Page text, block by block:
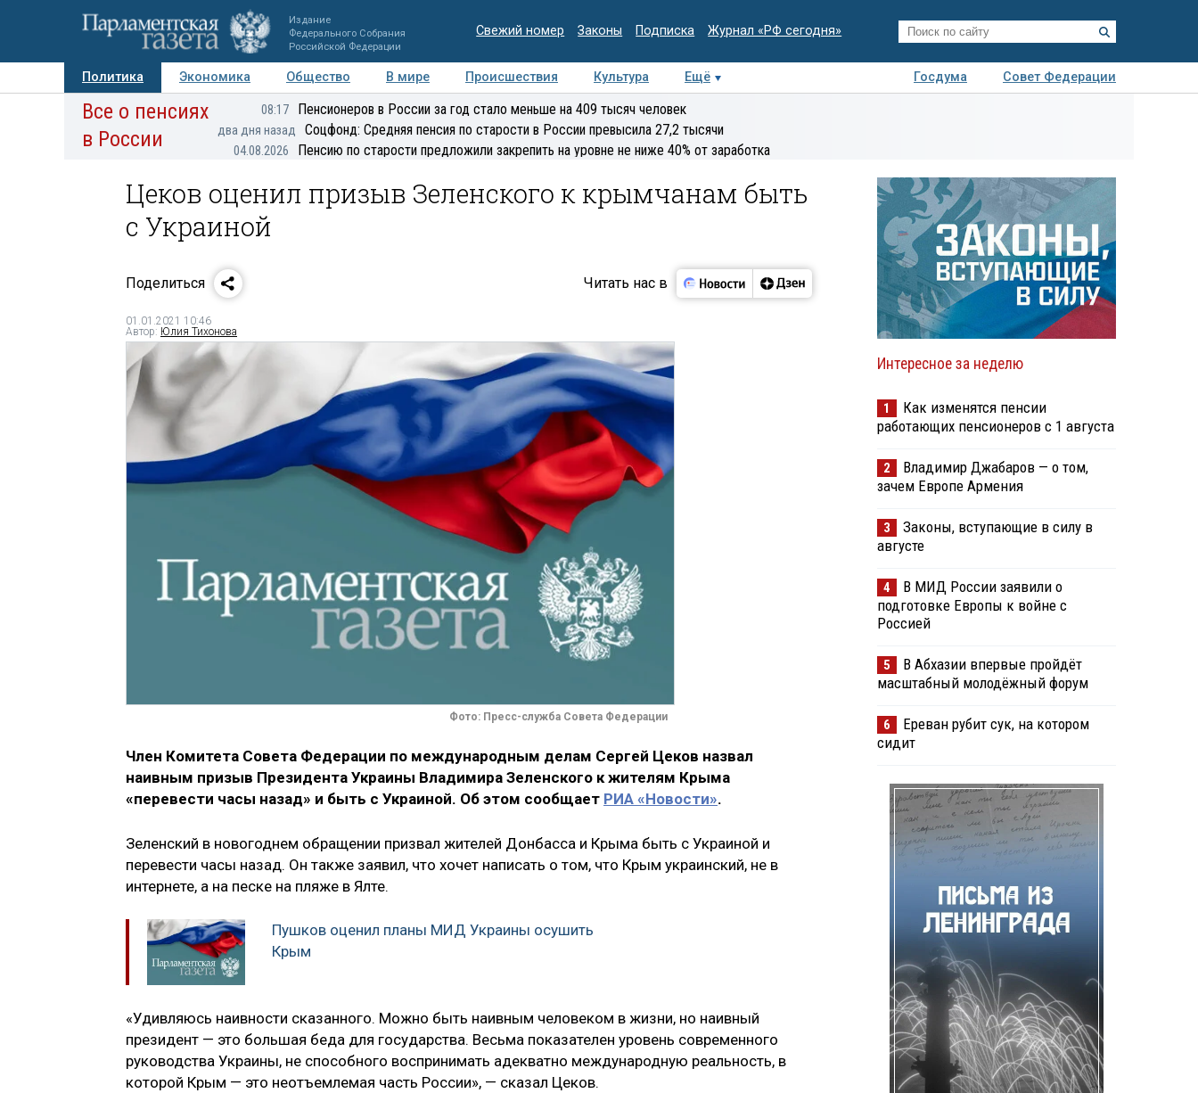
Издание
Федерального Собрания
Российской Федерации
Свежий номер Законы Подписка Журнал «РФ сегодня»
Политика Экономика Общество В мире Происшествия Культура Ещё Госдума
Совет Федерации
Авторы Персоны Мнения Регионы Медиацентр Интервью Колумнисты
Все о пенсиях
в России
08:17 Пенсионеров в России за год стало меньше на 409 тысяч человек
два дня назад Соцфонд: Средняя пенсия по старости в России превысила 27,2 тысячи
04.08.2026 Пенсию по старости предложили закрепить на уровне не ниже 40% от заработка
Цеков оценил призыв Зеленского к крымчанам быть
с Украиной
Поделиться Читать нас в
01.01.2021 10:46
Автор: Юлия Тихонова
Фото: Пресс-служба Совета Федерации
Член Комитета Совета Федерации по международным делам Сергей Цеков назвал
наивным призыв Президента Украины Владимира Зеленского к жителям Крыма
«перевести часы назад» и быть с Украиной. Об этом сообщает РИА «Новости».
Зеленский в новогоднем обращении призвал жителей Донбасса и Крыма быть с Украиной и
перевести часы назад. Он также заявил, что хочет написать о том, что Крым украинский, не в
интернете, а на песке на пляже в Ялте.
Пушков оценил планы МИД Украины осушить
Крым
«Удивляюсь наивности сказанного. Можно быть наивным человеком в жизни, но наивный
президент — это большая беда для государства. Весьма показателен уровень современного
руководства Украины, не способного воспринимать адекватно международную реальность, в
которой Крым — это неотъемлемая часть России», — сказал Цеков.
Интересное за неделю
1
Как изменятся пенсии
работающих пенсионеров с 1 августа
2
Владимир Джабаров — о том,
зачем Европе Армения
3
Законы, вступающие в силу в
августе
4
В МИД России заявили о
подготовке Европы к войне с
Россией
5
В Абхазии впервые пройдёт
масштабный молодёжный форум
6
Ереван рубит сук, на котором
сидит